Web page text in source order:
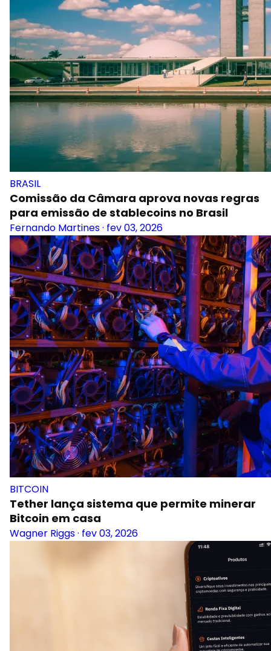
BRASIL
Comissão da Câmara aprova novas regras
para emissão de stablecoins no Brasil
Fernando Martines· fev 03, 2026
BITCOIN
Tether lança sistema que permite minerar
Bitcoin em casa
Wagner Riggs· fev 03, 2026